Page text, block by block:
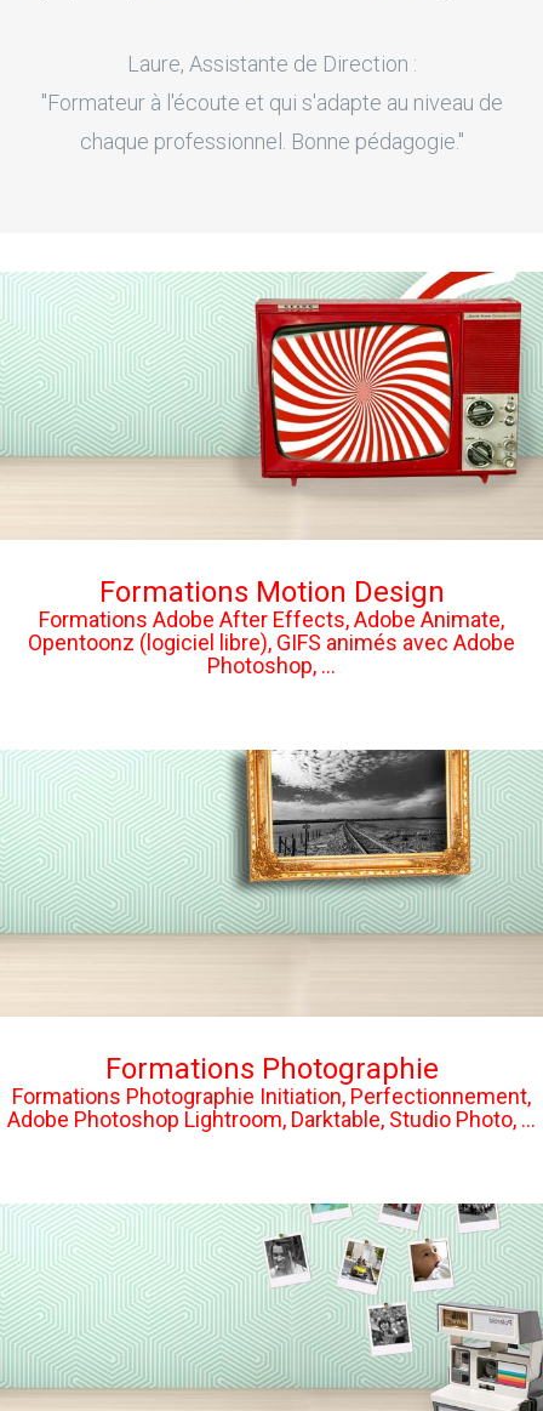
Laure, Assistante de Direction :
"Formateur à l'écoute et qui s'adapte au niveau de
chaque professionnel. Bonne pédagogie."
Formations Motion Design
Formations Adobe After Effects, Adobe Animate,
Opentoonz (logiciel libre), GIFS animés avec Adobe
Photoshop, ...
Formations Photographie
Formations Photographie Initiation, Perfectionnement,
Adobe Photoshop Lightroom, Darktable, Studio Photo, ...